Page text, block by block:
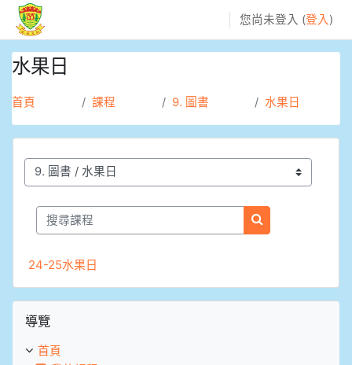
跳至主內容
您尚未登入 (登入 )
水果日
首頁 課程 9. 圖書 水果日
課程類別
搜尋課程
搜尋課程
24-25水果日
跳過導覽區塊
導覽
首頁